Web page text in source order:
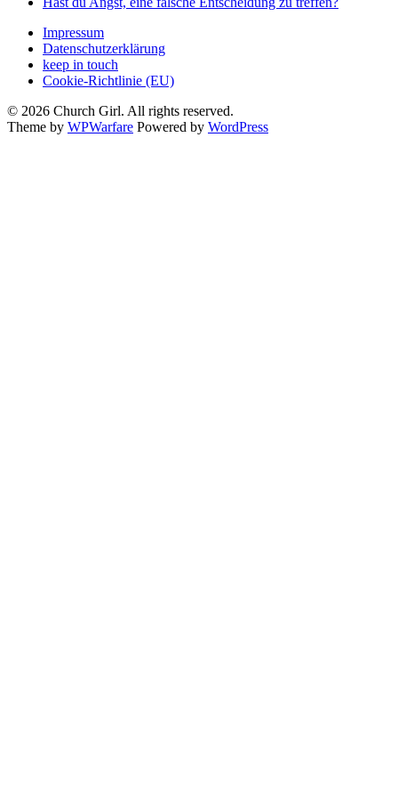
Impressum
Datenschutzerklärung
keep in touch
Cookie-Richtlinie (EU)
© 2026 Church Girl. All rights reserved.
Theme by WPWarfare Powered by WordPress